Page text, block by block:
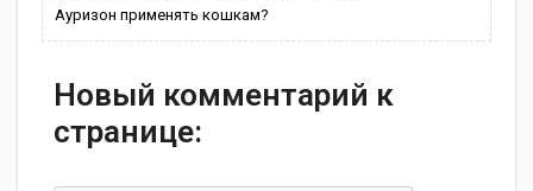
Ауризон применять кошкам?
Новый комментарий к
странице: